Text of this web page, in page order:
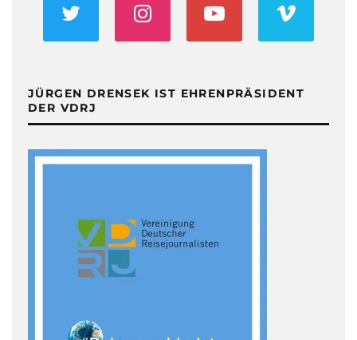
JÜRGEN DRENSEK IST EHRENPRÄSIDENT
DER VDRJ